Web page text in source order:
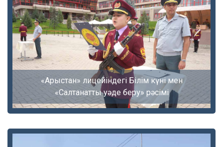
«Арыстан» лицейіндегі Білім күні мен
«Салтанатты уәде беру» рәсімі